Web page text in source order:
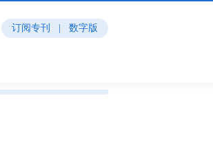
订阅专刊 数字版